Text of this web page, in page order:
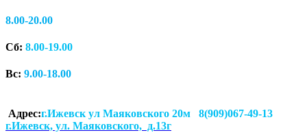
8.00-20.00
Сб: 8.00-19.00
Вс: 9.00-18.00
Адрес:г.Ижевск ул Маяковского 20м 8(909)067-49-13
г.Ижевск, ул. Маяковского, д.13г